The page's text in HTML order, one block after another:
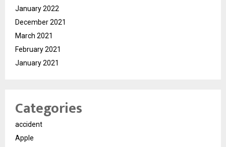
January 2022
December 2021
March 2021
February 2021
January 2021
Categories
accident
Apple